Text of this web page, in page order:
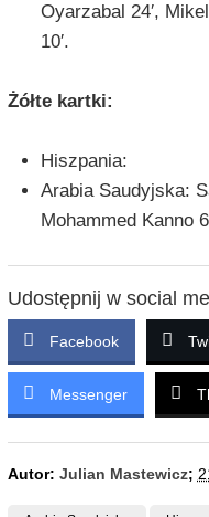
Oyarzabal 24′,
10′.
Żółte kartki:
Hiszpania:
Arabia Saudyjska:
Mohammed Kanno
Udostępnij w social
Facebook
Messenger
Autor: Julian Mastewicz;